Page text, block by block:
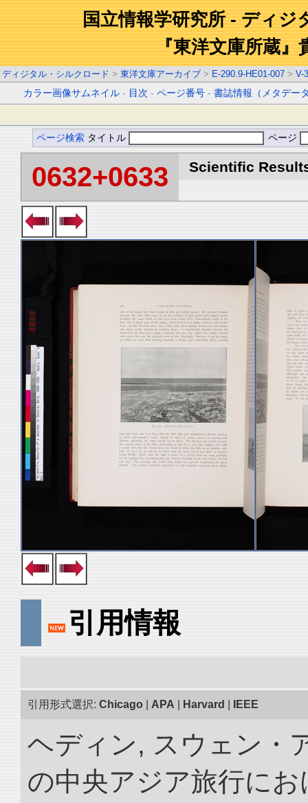
国立情報学研究所 - ディジ
『東洋文庫所蔵』
ディジタル・シルクロード > 東洋文庫アーカイブ > E-290.9-HE01-007 > V-3
カラー画像サムネイル - 目次 -ページ番号 -書誌情報（メタデー
ページ検索 タイトル ページ
0632+0633 Scientific
引用情報
引用形式選択: Chicago APA Harvard IEEE
ヘディン, スウェン・
の中央アジア旅行にお